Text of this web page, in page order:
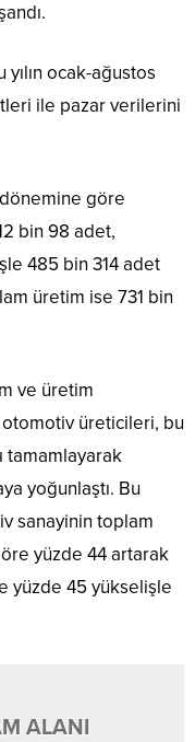
ocak-ağustos
ile pazar verilerini
dönemine göre
bin 98 adet,
485 bin 314 adet
üretim ise 731 bin
ve üretim
üreticileri, bu
tamamlayarak
yoğunlaştı. Bu
sanayinin toplam
yüzde 44 artarak
yüzde 45 yükselişle
ALANI